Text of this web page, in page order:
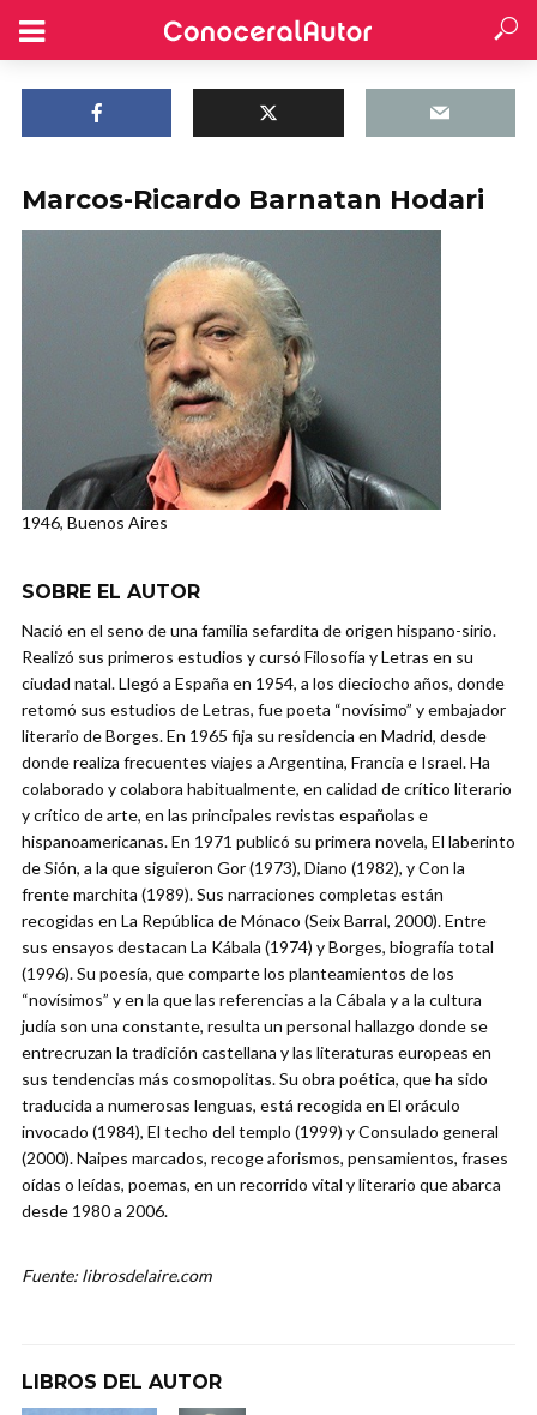
Marcos-Ricardo Barnatan Hodari
1946, Buenos Aires
SOBRE EL AUTOR
Nació en el seno de una familia sefardita de origen hispano-sirio.
Realizó sus primeros estudios y cursó Filosofía y Letras en su
ciudad natal. Llegó a España en 1954, a los dieciocho años, donde
retomó sus estudios de Letras, fue poeta “novísimo” y embajador
literario de Borges. En 1965 fija su residencia en Madrid, desde
donde realiza frecuentes viajes a Argentina, Francia e Israel. Ha
colaborado y colabora habitualmente, en calidad de crítico literario
y crítico de arte, en las principales revistas españolas e
hispanoamericanas. En 1971 publicó su primera novela, El laberinto
de Sión, a la que siguieron Gor (1973), Diano (1982), y Con la
frente marchita (1989). Sus narraciones completas están
recogidas en La República de Mónaco (Seix Barral, 2000). Entre
sus ensayos destacan La Kábala (1974) y Borges, biografía total
(1996). Su poesía, que comparte los planteamientos de los
“novísimos” y en la que las referencias a la Cábala y a la cultura
judía son una constante, resulta un personal hallazgo donde se
entrecruzan la tradición castellana y las literaturas europeas en
sus tendencias más cosmopolitas. Su obra poética, que ha sido
traducida a numerosas lenguas, está recogida en El oráculo
invocado (1984), El techo del templo (1999) y Consulado general
(2000). Naipes marcados, recoge aforismos, pensamientos, frases
oídas o leídas, poemas, en un recorrido vital y literario que abarca
desde 1980 a 2006.
Fuente: librosdelaire.com
LIBROS DEL AUTOR